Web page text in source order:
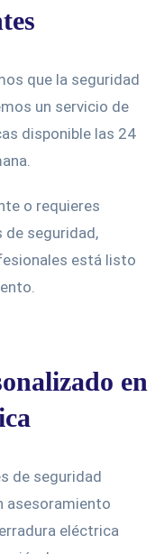
que la seguridad
un servicio de
disponible las 24
o requieres
seguridad,
está listo
en
de seguridad
asesoramiento
eléctrica